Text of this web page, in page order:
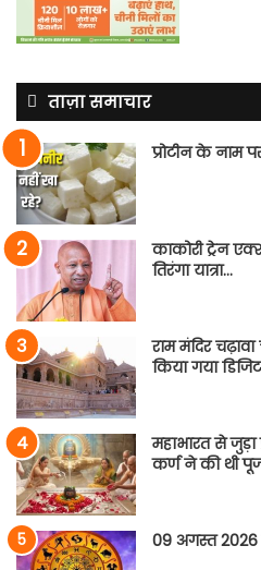
ताज़ा समाचार
प्रोटीन के नाम
काकोरी ट्रेन
तिरंगा यात्रा…
राम मंदिर
किया गया
महाभारत से जुड़ा
कर्ण ने की थी
09 अगस्त